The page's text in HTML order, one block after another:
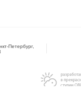
Петербург,